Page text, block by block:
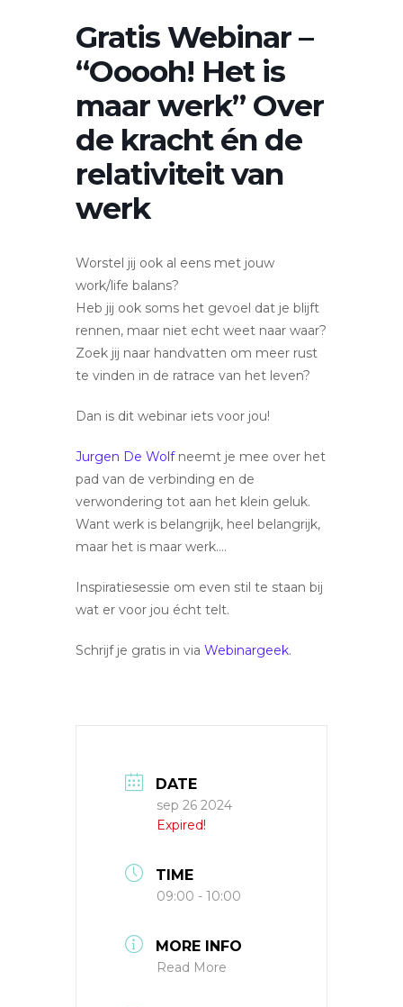
Gratis Webinar –
“Ooooh! Het is
maar werk” Over
de kracht én de
relativiteit van
werk
Worstel jij ook al eens met jouw
work/life balans?
Heb jij ook soms het gevoel dat je blijft
rennen, maar niet echt weet naar waar?
Zoek jij naar handvatten om meer rust
te vinden in de ratrace van het leven?
Dan is dit webinar iets voor jou!
Jurgen De Wolfneemt je mee over het
pad van de verbinding en de
verwondering tot aan het klein geluk.
Want werk is belangrijk, heel belangrijk,
maar het is maar werk….
Inspiratiesessie om even stil te staan bij
wat er voor jou écht telt.
Schrijf je gratis in via Webinargeek.
DATE
sep 26 2024
Expired!
TIME
09:00 - 10:00
MORE INFO
Read More